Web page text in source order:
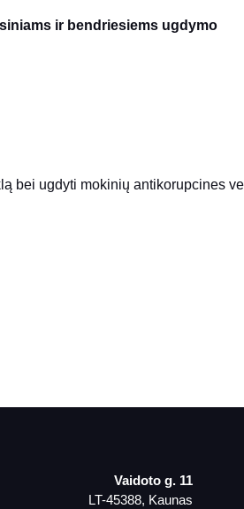
ir bendriesiems ugdymo
bei ugdyti mokinių antikorupcines
Vaidoto g. 11
LT-45388, Kaunas